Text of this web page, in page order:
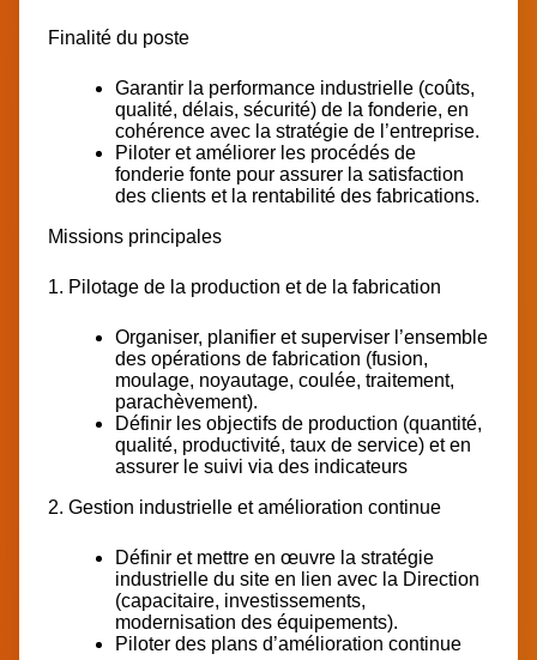
Finalité du poste
Garantir la performance industrielle (coûts,
qualité, délais, sécurité) de la fonderie, en
cohérence avec la stratégie de l’entreprise.
Piloter et améliorer les procédés de
fonderie fonte pour assurer la satisfaction
des clients et la rentabilité des fabrications.
Missions principales
1. Pilotage de la production et de la fabrication
Organiser, planifier et superviser l’ensemble
des opérations de fabrication (fusion,
moulage, noyautage, coulée, traitement,
parachèvement).
Définir les objectifs de production (quantité,
qualité, productivité, taux de service) et en
assurer le suivi via des indicateurs
2. Gestion industrielle et amélioration continue
Définir et mettre en œuvre la stratégie
industrielle du site en lien avec la Direction
(capacitaire, investissements,
modernisation des équipements).
Piloter des plans d’amélioration continue